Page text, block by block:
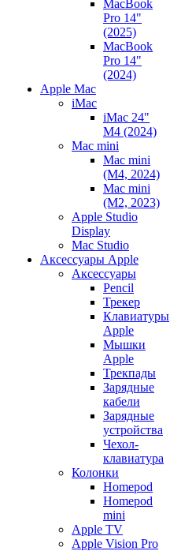
MacBook
Pro 14"
(2025)
MacBook
Pro 14"
(2024)
Apple Mac
iMac
iMac 24"
M4 (2024)
Mac mini
Mac mini
(M4, 2024)
Mac mini
(M2, 2023)
Apple Studio
Display
Mac Studio
Аксессуары Apple
Аксессуары
Pencil
Трекер
Клавиатуры
Apple
Мышки
Apple
Трекпады
Зарядные
кабели
Зарядные
устройства
Чехол-
клавиатура
Колонки
Homepod
Homepod
mini
Apple TV
Apple Vision Pro